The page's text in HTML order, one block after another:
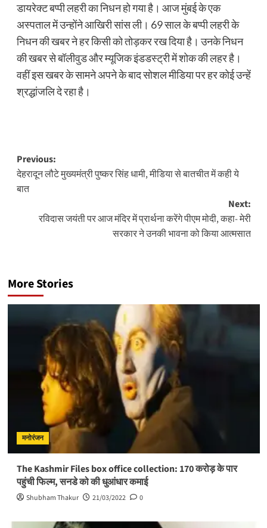
डायरेक्ट बप्पी लहरी का निधन हो गया है। आज मुंबई के एक
अस्पताल में उन्होंने आखिरी सांस ली। 69 साल के बप्पी लहरी के
निधन की खबर ने हर किसी को तोड़कर रख दिया है। उनके निधन
की खबर से बॉलीवुड और म्यूजिक इंडडस्ट्री में शोक की लहर है।
वहीं इस खबर के सामने अपने के बाद सोशल मीडिया पर हर कोई उन्हें
श्रद्धांजलि दे रहा है।
Post
navigation
Previous:
देहरादून लौटे मुख्यमंत्री पुष्कर सिंह धामी, मीडिया से बातचीत में कही ये
बात
Next:
रविदास जयंती पर आज मंदिर में प्रार्थना करेंगे पीएम मोदी, कहा- मेरी
सरकार ने उनकी भावना को किया आत्मसात
More Stories
मनोरंजन
The Kashmir Files box office collection: 170 करोड़ के पार
पहुंची फिल्म, सनडे को की धुआंधार कमाई
Shubham Thakur 21/03/2022 0